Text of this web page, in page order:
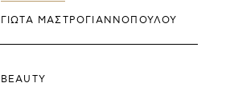
ΓΙΩΤΑ ΜΑΣΤΡΟΓΙΑΝΝΟΠΟΥΛΟΥ
BEAUTY